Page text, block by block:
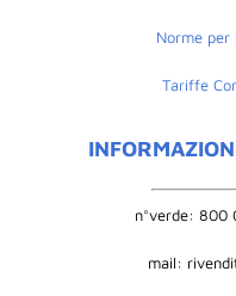
Norme
Tariffe
n°verde: 800
mail: